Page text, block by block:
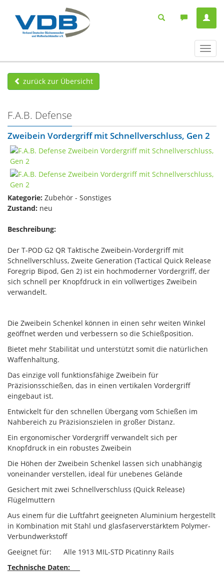
ein-/
zurück zur Übersicht
F.A.B. Defense
Zweibein Vordergriff mit Schnellverschluss, Gen 2
Kategorie: Zubehör - Sonstiges
Zustand: neu
Beschreibung:
Der T-POD G2 QR Taktische Zweibein-Vordergriff mit
Schnellverschluss, Zweite Generation (Tactical Quick Release
Foregrip Bipod, Gen 2) ist ein hochmoderner Vordergriff, der
sich schnell per Knopfdruck in ein vollwertiges Zweibein
verwandelt.
Die Zweibein Schenkel können in einen sehr weiten Winkel
geöffnet werden und verbessern so die Schießposition.
Bietet mehr Stabilität und unterstützt somit die natürlichen
Waffenhaltung.
Das einzige voll funktionsfähige Zweibein für
Präzisionsschießen, das in einen vertikalen Vordergriff
eingebaut ist.
Entwickelt für den schnellen Übergang vom Schießen im
Nahbereich zu Präzisionszielen in großer Distanz.
Ein ergonomischer Vordergriff verwandelt sich per
Knopfdruck in ein robustes Zweibein
Die Höhen der Zweibein Schenkel lassen sich unabhängig
voneinander verstellen, ideal für unebenes Gelände
Gesichert mit zwei Schnellverschluss (Quick Release)
Flügelmuttern
Aus einem für die Luftfahrt geeigneten Aluminium hergestellt
in Kombination mit Stahl und glasfaserverstärktem Polymer-
Verbundwerkstoff
Geeignet für: Alle 1913 MIL-STD Picatinny Rails
Technische Daten: